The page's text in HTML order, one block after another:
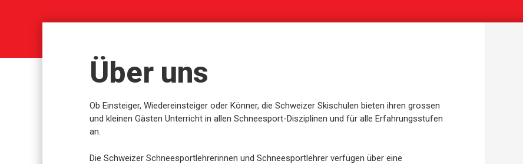
Über uns
Ob Einsteiger, Wiedereinsteiger oder Könner, die Schweizer Skischulen bieten ihren grossen
und kleinen Gästen Unterricht in allen Schneesport-Disziplinen und für alle Erfahrungsstufen
an.
Die Schweizer Schneesportlehrerinnen und Schneesportlehrer verfügen über eine